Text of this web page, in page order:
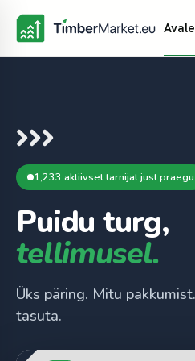
1,233 aktiivset tarnijat just praegu
Puidu turg,
tellimusel.
Üks päring. Mitu
tasuta.